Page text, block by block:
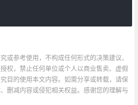
或参考使用，不构成任何形式的决策建议、
权，禁止任何单位或个人以商业售卖、虚假
目的使用本文内容。如需分享或转载，请保
删减内容或侵犯相关权益。感谢您的理解与